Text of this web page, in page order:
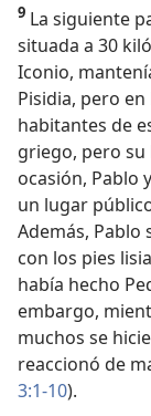
9 La siguiente
situada a 30
Iconio,
Pisidia, pero
habitantes de
griego, pero su
ocasión, Pablo
un lugar
Además, Pablo
con los pies
había hecho
embargo,
muchos se
reaccionó de
3:1-10).